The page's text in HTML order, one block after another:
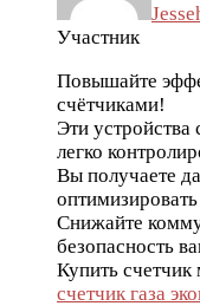
Участник
Повышайте
счётчиками!
Эти устройства
легко
Вы получаете
Снижайте
безопасность
Купить
счетчик газа